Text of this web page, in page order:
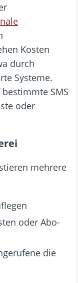
Kosten
durch
Systeme.
SMS
oder
mehrere
oder Abo-
die